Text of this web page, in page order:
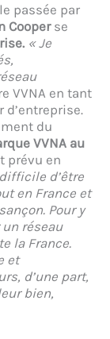
passée par
Cooperse
« Je
VVNA en tant
d’entreprise.
du
VVNA au
prévu en
d’être
en France et
Pour y
réseau
la France.
et
d’une part,
bien,